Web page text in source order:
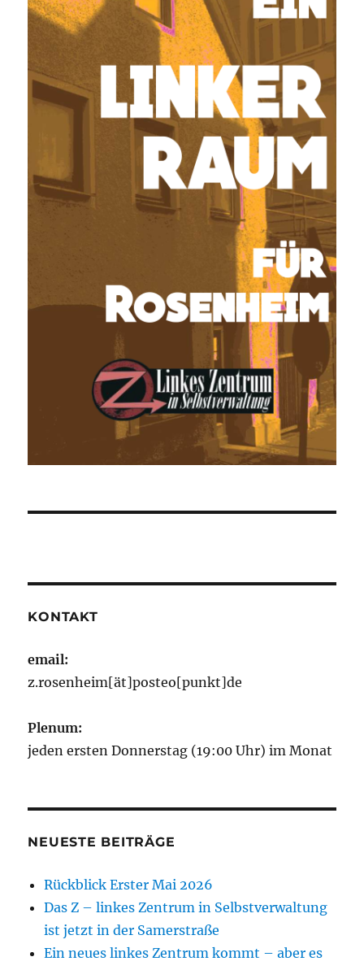
KONTAKT
email:
z.rosenheim[ät]posteo[punkt]de
Plenum:
jeden ersten Donnerstag (19:00 Uhr) im Monat
NEUESTE BEITRÄGE
Rückblick Erster Mai 2026
Das Z – linkes Zentrum in Selbstverwaltung
ist jetzt in der Samerstraße
Ein neues linkes Zentrum kommt – aber es